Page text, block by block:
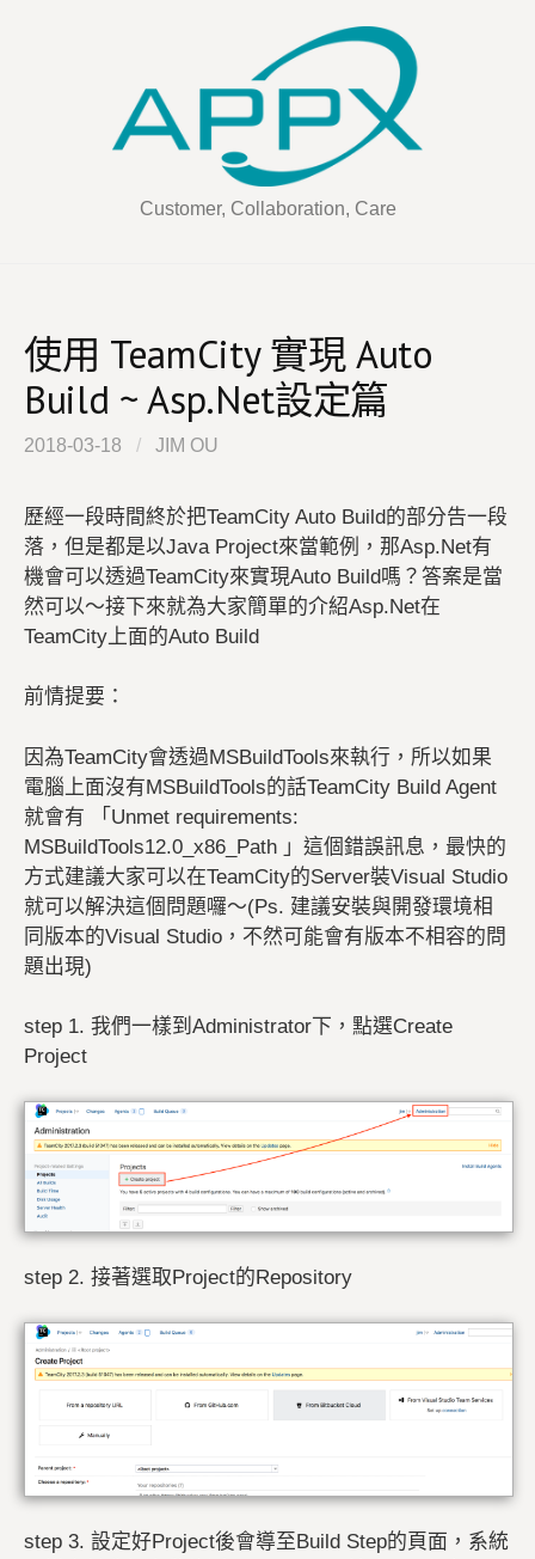
Customer, Collaboration, Care
使用 TeamCity 實現 Auto
Build ~ Asp.Net設定篇
2018-03-18 / JIM OU
歷經一段時間終於把TeamCity Auto Build的部分告一段
落，但是都是以Java Project來當範例，那Asp.Net有
機會可以透過TeamCity來實現Auto Build嗎？答案是當
然可以～接下來就為大家簡單的介紹Asp.Net在
TeamCity上面的Auto Build
前情提要：
因為TeamCity會透過MSBuildTools來執行，所以如果
電腦上面沒有MSBuildTools的話TeamCity Build Agent
就會有 「Unmet requirements:
MSBuildTools12.0_x86_Path 」這個錯誤訊息，最快的
方式建議大家可以在TeamCity的Server裝Visual Studio
就可以解決這個問題囉～(Ps. 建議安裝與開發環境相
同版本的Visual Studio，不然可能會有版本不相容的問
題出現)
step 1. 我們一樣到Administrator下，點選Create
Project
step 2. 接著選取Project的Repository
step 3. 設定好Project後會導至Build Step的頁面，系統